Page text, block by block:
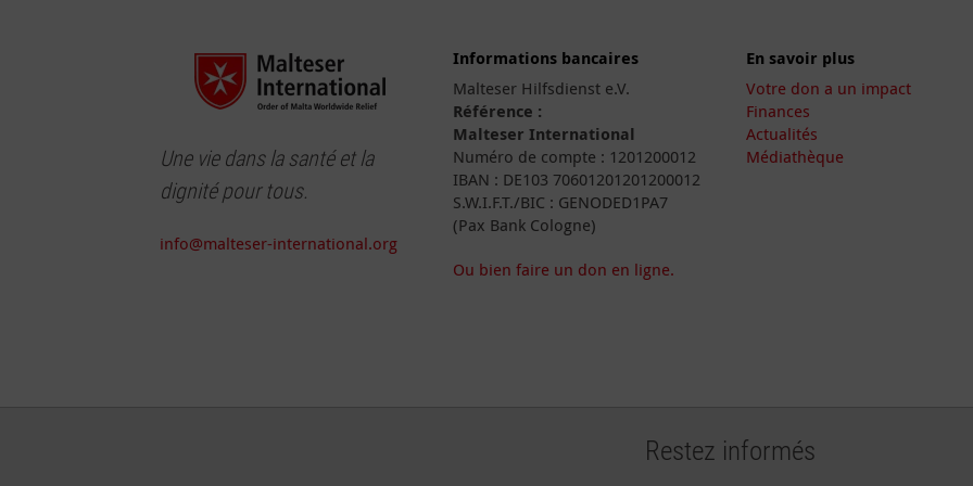
Une vie dans la santé et la
dignité pour tous.
info@malteser-international.org
Informations bancaires
Malteser Hilfsdienst e.V.
Référence :
Malteser International
Numéro de compte : 1201200012
IBAN : DE103 70601201201200012
S.W.I.F.T./BIC : GENODED1PA7
(Pax Bank Cologne)
Ou bien faire un don en ligne.
En savoir plus
Votre don a un impact
Finances
Actualités
Médiathèque
Restez informés